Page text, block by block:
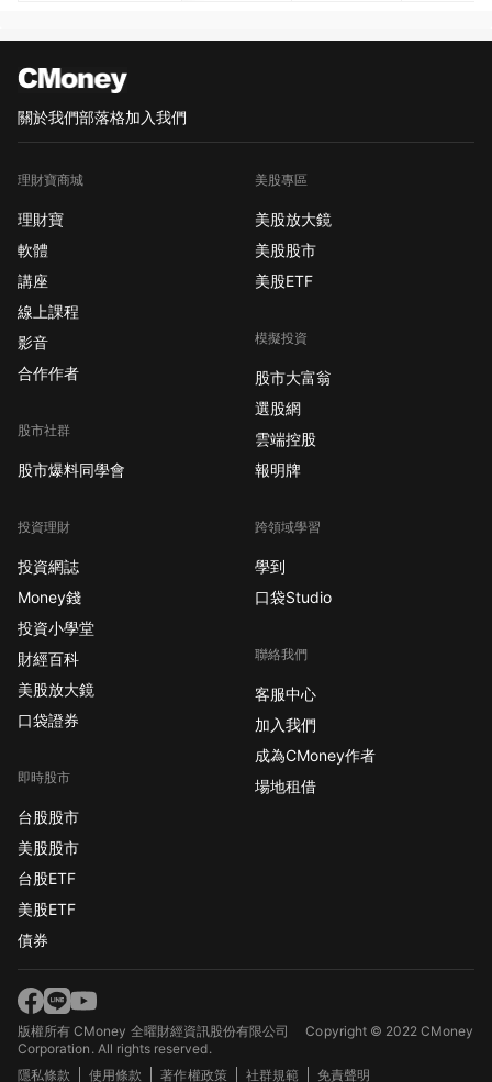
關於我們部落格加入我們
理財寶商城
理財寶
軟體
講座
線上課程
影音
合作作者
股市社群
股市爆料同學會
投資理財
投資網誌
Money錢
投資小學堂
財經百科
美股放大鏡
口袋證券
即時股市
台股股市
美股股市
台股ETF
美股ETF
債券
美股專區
美股放大鏡
美股股市
美股ETF
模擬投資
股市大富翁
選股網
雲端控股
報明牌
跨領域學習
學到
口袋Studio
聯絡我們
客服中心
加入我們
成為CMoney作者
場地租借
版權所有 CMoney 全曜財經資訊股份有限公司Copyright © 2022 CMoney
Corporation. All rights reserved.
隱私條款
使用條款 著作權政策 社群規範 免責聲明